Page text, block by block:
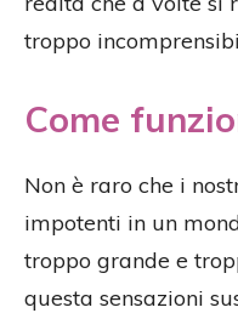
troppo
Come
Non è raro che i
impotenti in un
troppo grande e
questa sensazioni